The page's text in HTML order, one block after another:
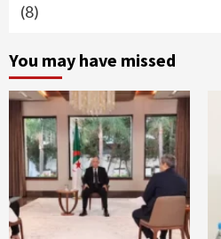
(8)
You may have missed